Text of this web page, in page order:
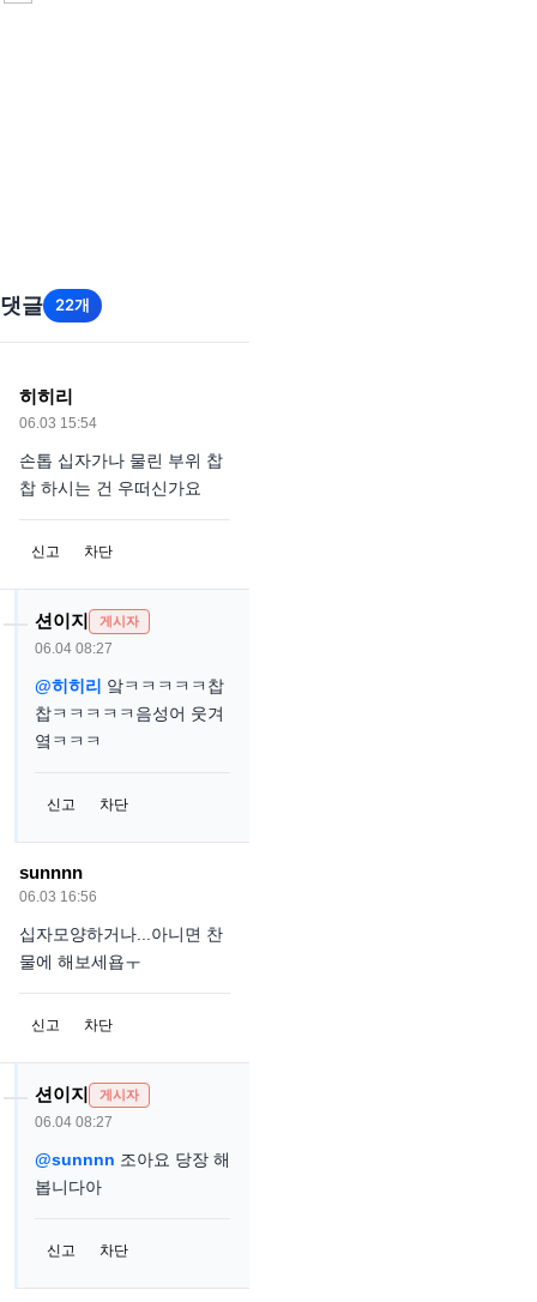
댓글 22개
히히리
06.03 15:54
손톱 십자가나 물린 부위 찹
찹 하시는 건 우떠신가요
신고 차단
션이지 게시자
06.04 08:27
@히히리 앜ㅋㅋㅋㅋㅋ찹
찹ㅋㅋㅋㅋㅋ음성어 웃겨
옄ㅋㅋㅋ
신고 차단
sunnnn
06.03 16:56
십자모양하거나...아니면 찬
물에 해보세욥ㅜ
신고 차단
션이지 게시자
06.04 08:27
@sunnnn 조아요 당장 해
봅니다아
신고 차단